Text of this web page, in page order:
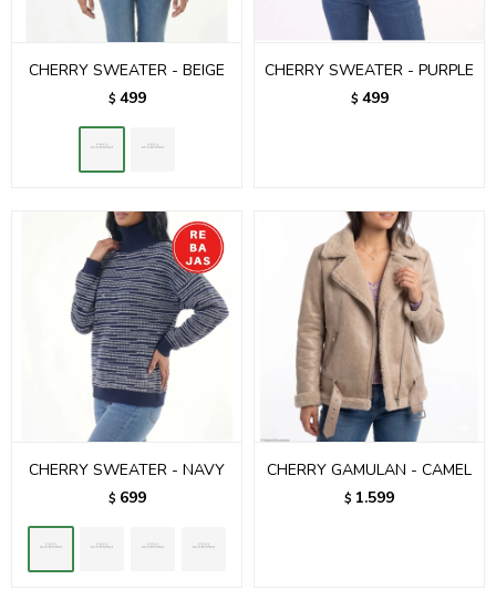
CHERRY SWEATER - BEIGE
$ 499
CHERRY SWEATER - PURPLE
$ 499
CHERRY SWEATER - NAVY
$ 699
CHERRY GAMULAN - CAMEL
$ 1.599